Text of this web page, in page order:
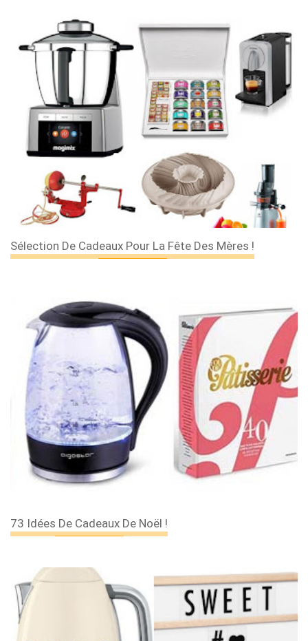
Sélection De Cadeaux Pour La Fête Des Mères !
73 Idées De Cadeaux De Noël !
Les 30 outils indispensables
EN PÂTISSERIE